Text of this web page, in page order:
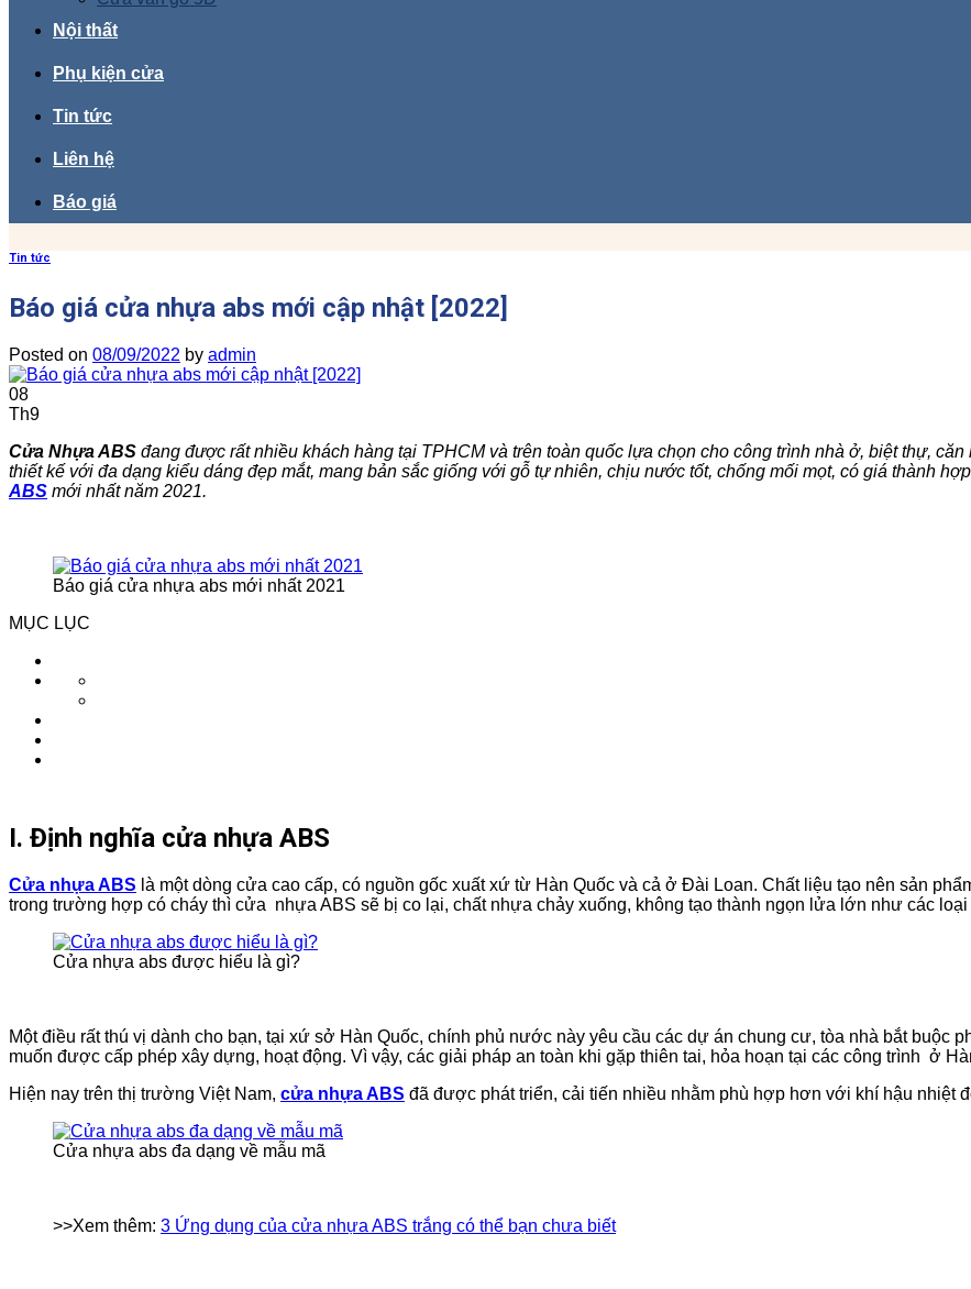
Nội thất
Phụ kiện cửa
Tin tức
Liên hệ
Báo giá
Tin tức
Báo giá cửa nhựa abs mới cập nhật [2022]
Posted on 08/09/2022 by admin
08
Th9
Cửa Nhựa ABS đang được rất nhiều khách hàng tại TPHCM và trên toàn quốc lựa chọn cho công trình nhà ở, biệt thự,
thiết kế với đa dạng kiểu dáng đẹp mắt, mang bản sắc giống với gỗ tự nhiên, chịu nước tốt, chống mối mọt, có giá thành
ABS mới nhất năm 2021.
Báo giá cửa nhựa abs mới nhất 2021
MỤC LỤC
I. Định nghĩa cửa nhựa ABS
Cửa nhựa ABS là một dòng cửa cao cấp, có nguồn gốc xuất xứ từ Hàn Quốc và cả ở Đài Loan. Chất liệu tạo nên sản
trong trường hợp có cháy thì cửa nhựa ABS sẽ bị co lại, chất nhựa chảy xuống, không tạo thành ngọn lửa lớn như các
Cửa nhựa abs được hiểu là gì?
Một điều rất thú vị dành cho bạn, tại xứ sở Hàn Quốc, chính phủ nước này yêu cầu các dự án chung cư, tòa nhà bắt buộc
muốn được cấp phép xây dựng, hoạt động. Vì vậy, các giải pháp an toàn khi gặp thiên tai, hỏa hoạn tại các công trình ở
Hiện nay trên thị trường Việt Nam, cửa nhựa ABS đã được phát triển, cải tiến nhiều nhằm phù hợp hơn với khí hậu nhiệt
Cửa nhựa abs đa dạng về mẫu mã
>>Xem thêm: 3 Ứng dụng của cửa nhựa ABS trắng có thể bạn chưa biết